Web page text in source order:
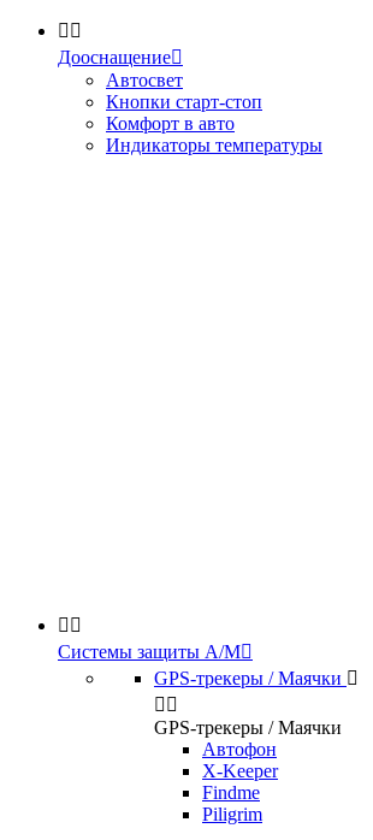
 
Дооснащение
Автосвет
Кнопки старт-стоп
Комфорт в авто
Индикаторы температуры
 
Системы защиты А/М
GPS-трекеры / Маячки 
 
GPS-трекеры / Маячки
Автофон
X-Keeper
Findme
Piligrim